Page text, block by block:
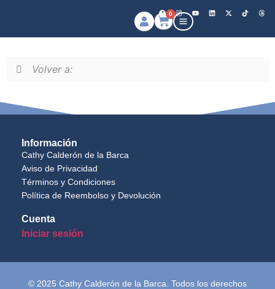
0
Volver a:
Información
Cathy Calderón de la Barca
Aviso de Privacidad
Términos y Condiciones
Política de Reembolso y Devolución
Cuenta
Iniciar sesión
© 2025 Cathy Calderón de la Barca. Todos los derechos